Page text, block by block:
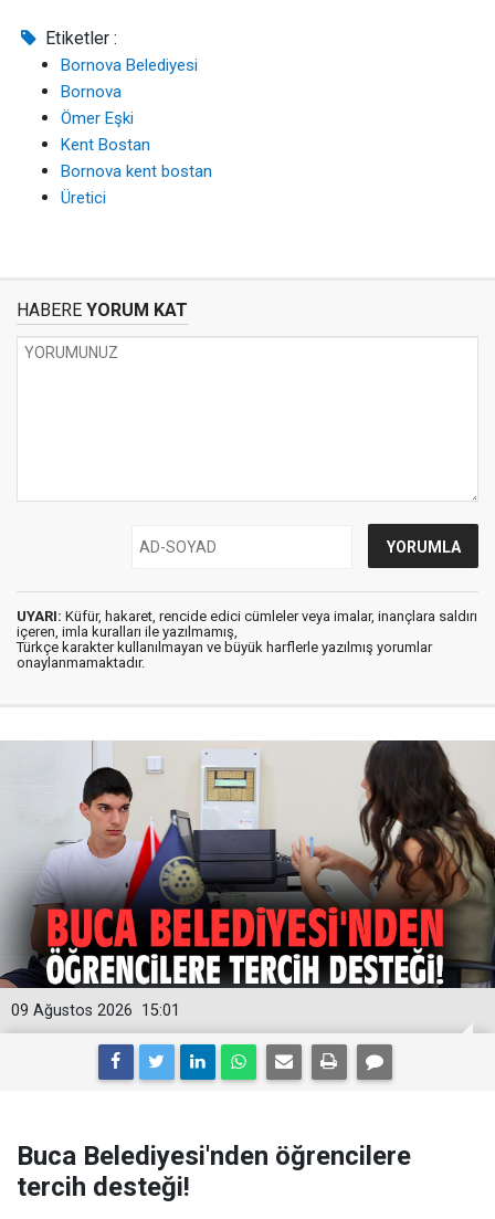
Etiketler :
Bornova Belediyesi
Bornova
Ömer Eşki
Kent Bostan
Bornova kent bostan
Üretici
HABERE YORUM KAT
UYARI: Küfür, hakaret, rencide edici cümleler veya imalar, inançlara saldırı
içeren, imla kuralları ile yazılmamış,
Türkçe karakter kullanılmayan ve büyük harflerle yazılmış yorumlar
onaylanmamaktadır.
15:01
09 Ağustos 2026
Buca Belediyesi'nden öğrencilere
tercih desteği!